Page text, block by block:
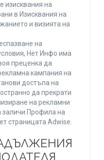
изисквания на
в Изисквания на
и визията на
на
Нет Инфо има
преценка да
кампания на
достъпа на
да прекрати
на рекламни
заличи Профила на
страницата Adwise.